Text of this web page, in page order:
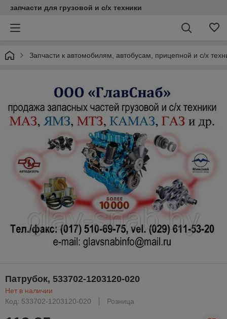
запчасти для грузовой и с/х техники
Запчасти к автомобилям, автобусам, прицепной и с/х
Патрубок, 533702-1203120-020
Нет в наличии
Код: 533702-1203120-020
Розница